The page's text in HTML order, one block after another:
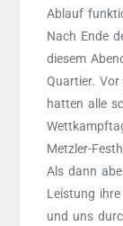
Ablauf
Nach Ende
diesem
Quartier.
hatten alle
Metzler-
Als dann
Leistung
und uns